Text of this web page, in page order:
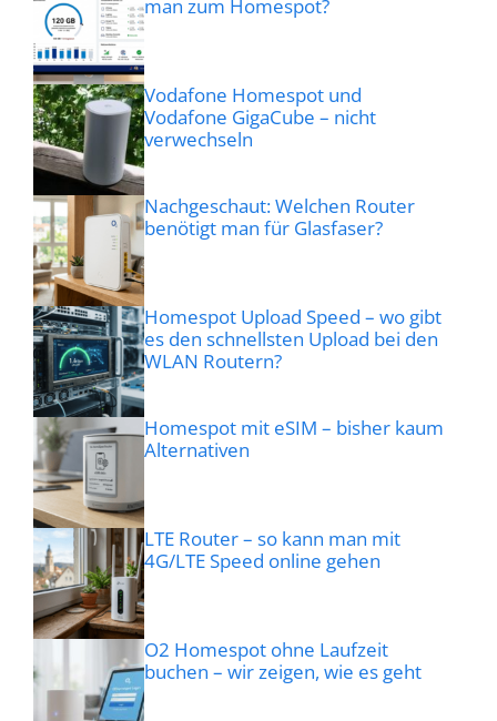
man zum Homespot?
Vodafone Homespot und
Vodafone GigaCube – nicht
verwechseln
Nachgeschaut: Welchen Router
benötigt man für Glasfaser?
Homespot Upload Speed – wo gibt
es den schnellsten Upload bei den
WLAN Routern?
Homespot mit eSIM – bisher kaum
Alternativen
LTE Router – so kann man mit
4G/LTE Speed online gehen
O2 Homespot ohne Laufzeit
buchen – wir zeigen, wie es geht